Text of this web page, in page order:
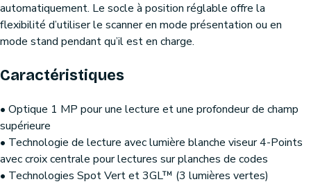
automatiquement. Le socle à position réglable offre la
flexibilité d’utiliser le scanner en mode présentation ou en
mode stand pendant qu’il est en charge.
Caractéristiques
• Optique 1 MP pour une lecture et une profondeur de champ
supérieure
• Technologie de lecture avec lumière blanche viseur 4-Points
avec croix centrale pour lectures sur planches de codes
• Technologies Spot Vert et 3GL™ (3 lumières vertes)